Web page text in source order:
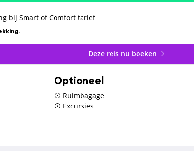
bij Smart of Comfort tarief
Deze reis nu boeken
Optioneel
Ruimbagage
Excursies